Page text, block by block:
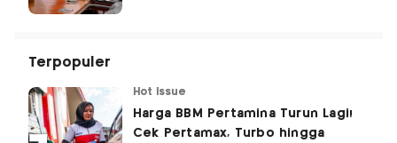
Terpopuler
Hot Issue
Harga BBM Pertamina Turun Lagi!
Cek Pertamax, Turbo hingga